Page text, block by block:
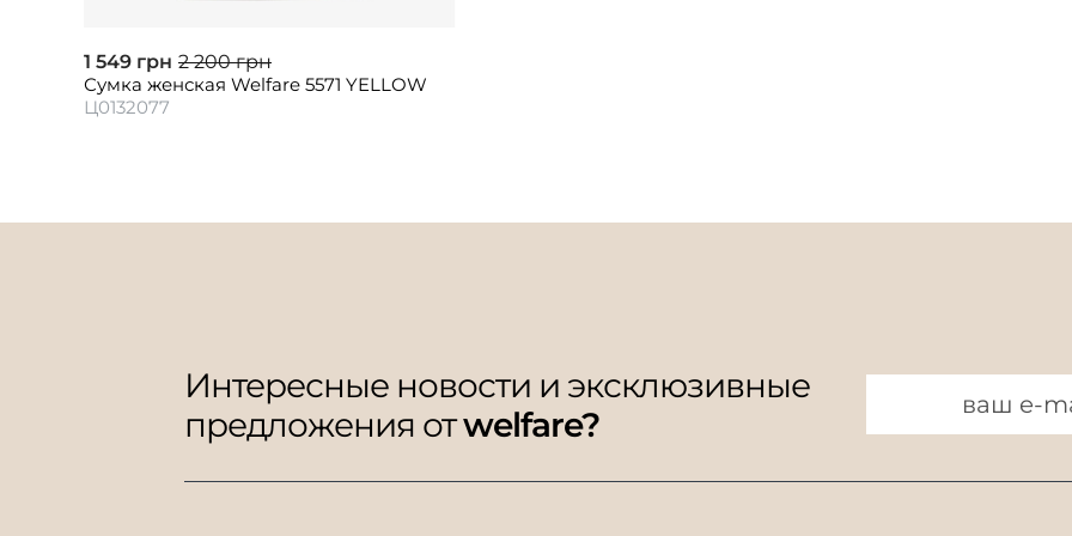
1 549 грн 2 200 грн
Сумка женская Welfare 5571 YELLOW
Ц0132077
Интересные новости и эксклюзивные
предложения отwelfare?